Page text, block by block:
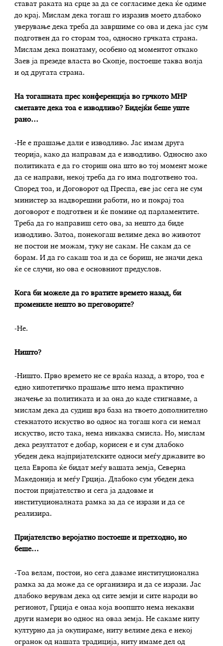
стават раката на срце за да се согласиме дека ќе одиме
до крај. Мислам дека тогаш го изразив моето длабоко
уверување дека треба да завршиме со ова и дека јас сум
подготвен да го сторам тоа, односно грчката страна.
Мислам дека понатаму, особено од моментот откако
Заев ја презеде власта во Скопје, постоеше таква волја
и од другата страна.
На тогашната прес конференција во грчкото МНР
сметавте дека тоа е изводливо? Бидејќи беше уште
рано…
-Не е прашање дали е изводливо. Јас имам друга
теорија, како да направам да е изводливо. Односно ако
политиката е да го сториш она што во тој момент може
да се направи, некој треба да го има подготвено тоа.
Според тоа, и Договорот од Преспа, еве јас сега не сум
министер за надворешни работи, но и покрај тоа
договорот е подготвен и ќе помине од парламентите.
Треба да го направиш сето ова, за нешто да биде
изводливо. Затоа, понекогаш велиме дека во животот
не постои не можам, туку не сакам. Не сакам да се
борам. И да го сакаш тоа и да се бориш, не значи дека
ќе се случи, но ова е основниот предуслов.
Кога би можеле да го вратите времето назад, би
промениле нешто во преговорите?
-Не.
Ништо?
-Ништо. Прво времето не се враќа назад, а второ, тоа е
едно хипотетичко прашање што нема практично
значење за политиката и за она до каде стигнавме, а
мислам дека да судиш врз база на твоето дополнително
стекнатото искуство во однос на тогаш кога си немал
искуство, исто така, нема никаква смисла. Но, мислам
дека резултатот е добар, корисен е и сум длабоко
убеден дека најпријателските односи меѓу државите во
цела Европа ќе бидат меѓу вашата земја, Северна
Македонија и меѓу Грција. Длабоко сум убеден дека
постои пријателство и сега ја дадовме и
институционалната рамка за да се изрази и да се
реализира.
Пријателство веројатно постоеше и претходно, но
беше…
-Тоа велам, постои, но сега даваме институционална
рамка за да може да се организира и да се изрази. Јас
длабоко верувам дека од сите земји и сите народи во
регионот, Грција е онаа која воопшто нема некакви
други намери во однос на оваа земја. Не сакаме ниту
културно да ја окупираме, ниту велиме дека е некој
огранок од нашата традиција, ниту имаме дел од